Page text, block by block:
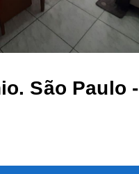
São Paulo -